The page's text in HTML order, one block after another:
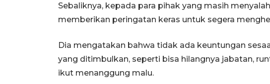
Sebaliknya, kepada para pihak yang masih
memberikan peringatan keras untuk segera
Dia mengatakan bahwa tidak ada keuntungan
yang ditimbulkan, seperti bisa hilangnya jabatan,
ikut menanggung malu.